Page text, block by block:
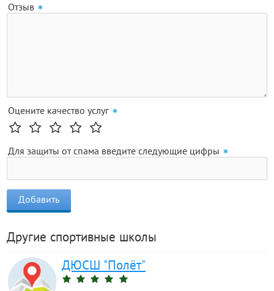
Отзыв
Оцените качество услуг
Для защиты от спама введите следующие цифры
Другие спортивные школы
ДЮСШ "Полёт"